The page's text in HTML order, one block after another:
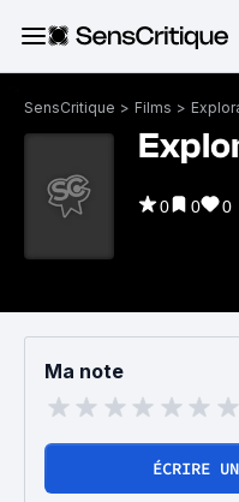
SensCritique > Films >
0 0 0
Ma note
ÉCRIRE